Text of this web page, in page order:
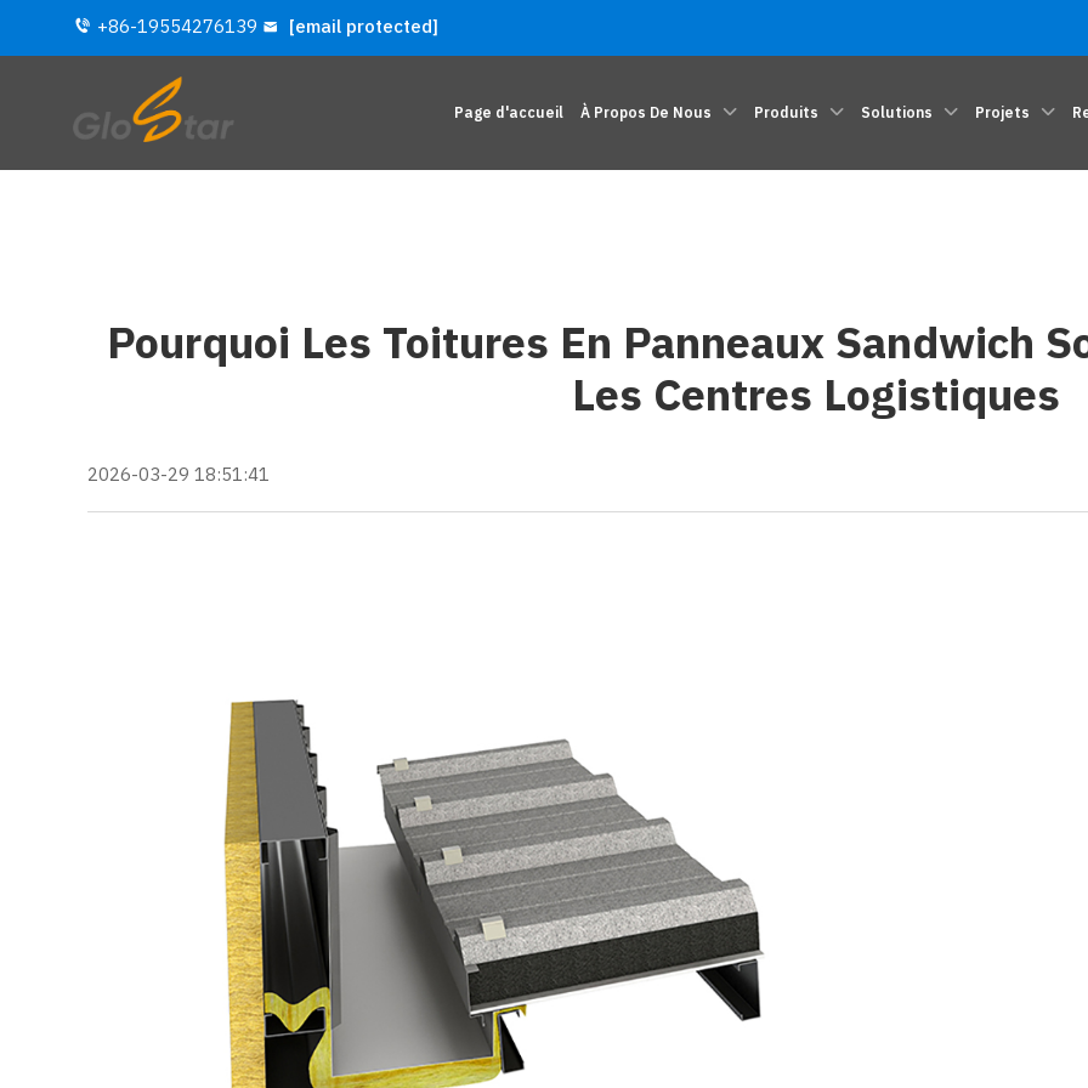
+86-19554276139 [email protected]
Page d'accueil À Propos De Nous Produits Solutions Projets
Pourquoi Les Toitures En Panneaux Sandwich
Les Centres Logistiques
2026-03-29 18:51:41